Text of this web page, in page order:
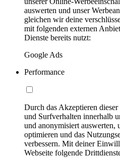
auswerten und unser
gleichen wir deine
mit folgenden externen
Dienste bereits nutzt:
Google Ads
Performance
Durch das Akzeptieren
und Surfverhalten innerhalb
und anonymisiert auswerten,
optimieren und das
verbessern. Mit deiner
Webseite folgende